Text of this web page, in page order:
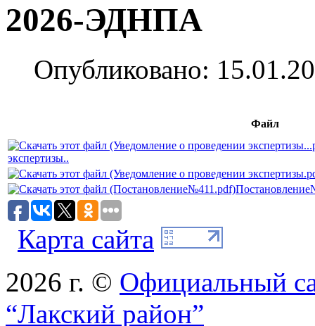
2026-ЭДНПА
Опубликовано:
Файл
экспертизы..
Карта сайта
2026 г. © Официальный
“Лакский район”